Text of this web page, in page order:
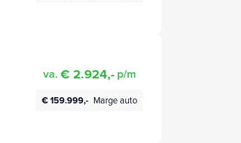
va. € 2.924,- p/m
€ 159.999,- Marge auto